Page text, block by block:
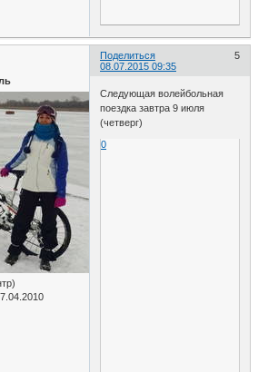
Поделиться
5
08.07.2015 09:35
Следующая волейбольная
поездка завтра 9 июля
(четверг)
0